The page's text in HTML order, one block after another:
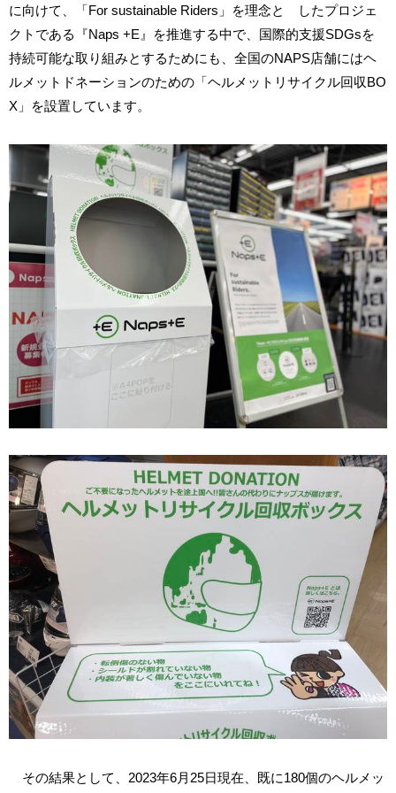
に向けて、「For sustainable Riders」を理念と したプロジェ
クトである『Naps +E』を推進する中で、国際的支援SDGsを
持続可能な取り組みとするためにも、全国のNAPS店舗にはヘ
ルメットドネーションのための「ヘルメットリサイクル回収BO
X」を設置しています。
その結果として、2023年6月25日現在、既に180個のヘルメッ